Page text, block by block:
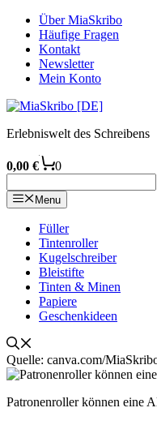
Zum
Inhalt
springen
Über MiaSkribo
Häufige Fragen
Kontakt
Newsletter
Mein Konto
Erlebniswelt des Schreibens
0,00 € 0
Menu
Füller
Tintenroller
Kugelschreiber
Bleistifte
Tinten & Minen
Papiere
Geschenkideen
Quelle: canva.com/
Patronenroller können eine